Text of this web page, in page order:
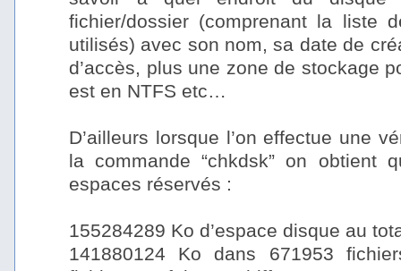
fichier/dossier (comprenant la liste
utilisés) avec son nom, sa date de
d’accès, plus une zone de stockage
est en NTFS etc…
D’ailleurs lorsque l’on effectue une
la commande “chkdsk” on obtient
espaces réservés :
155284289 Ko d’espace disque au
141880124 Ko dans 671953